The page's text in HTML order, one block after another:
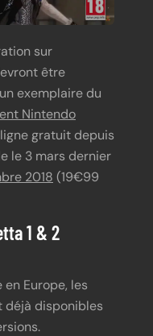
sur
être
exemplaire du
Nintendo
gratuit depuis
le 3 mars dernier
2018 (19€99
1 & 2
Europe, les
déjà disponibles